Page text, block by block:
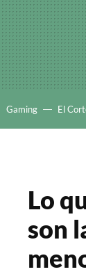
Gaming El
Lo
son